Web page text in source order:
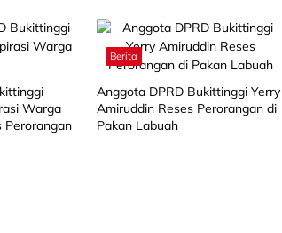
Warga
Perorangan
Berita
Anggota DPRD Bukittinggi Yerry
Amiruddin Reses Perorangan di
Pakan Labuah